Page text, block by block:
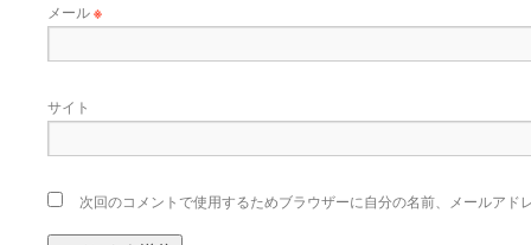
メール※
サイト
次回のコメントで使用するためブラウザーに自分の名前、メールアド